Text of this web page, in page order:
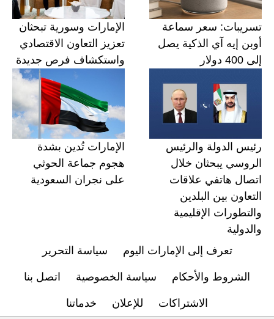
تسريبات: سعر سماعة
أوبن إيه آي الذكية يصل
إلى 400 دولار
الإمارات وسورية تبحثان
تعزيز التعاون الاقتصادي
واستكشاف فرص جديدة
رئيس الدولة والرئيس
الروسي يبحثان خلال
اتصال هاتفي علاقات
التعاون بين البلدين
والتطورات الإقليمية
والدولية
الإمارات تُدين بشدة
هجوم جماعة الحوثي
على نجران السعودية
تعرف إلى الإمارات اليوم سياسة التحرير
الشروط والأحكام سياسة الخصوصية اتصل بنا
الاشتراكات للإعلان خدماتنا